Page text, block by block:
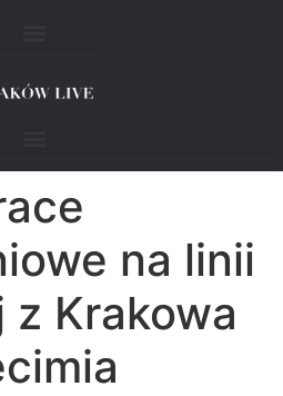
na linii
z Krakowa